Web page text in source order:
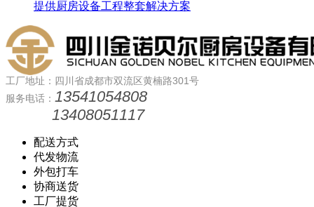
提供厨房设备工程整套解决方案
工厂地址：四川省成都市双流区黄楠路301号
服务电话： 13541054808
13408051117
配送方式
代发物流
外包打车
协商送货
工厂提货